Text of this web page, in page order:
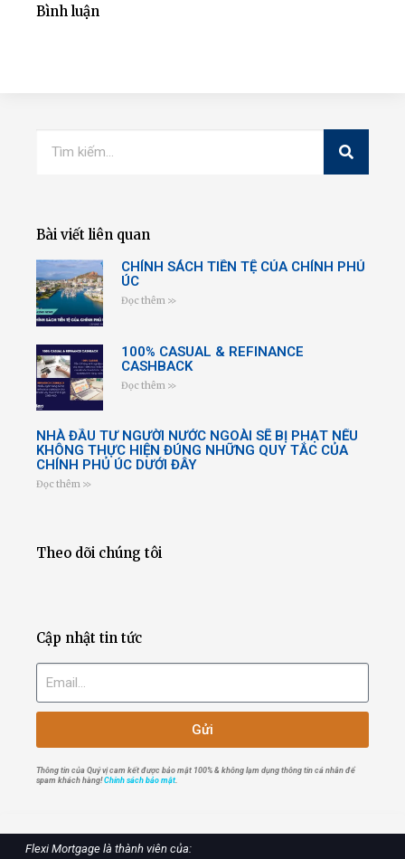
Bình luận
Bài viết liên quan
CHÍNH SÁCH TIỀN TỆ CỦA CHÍNH PHỦ
ÚC
Đọc thêm >>
100% CASUAL & REFINANCE
CASHBACK
Đọc thêm >>
NHÀ ĐẦU TƯ NGƯỜI NƯỚC NGOÀI SẼ BỊ PHẠT NẾU
KHÔNG THỰC HIỆN ĐÚNG NHỮNG QUY TẮC CỦA
CHÍNH PHỦ ÚC DƯỚI ĐÂY
Đọc thêm >>
Theo dõi chúng tôi
Cập nhật tin tức
Gửi
Thông tin của Quý vị cam kết được bảo mật 100% & không lạm dụng thông tin cá nhân để
spam khách hàng!Chính sách bảo mật.
Flexi Mortgage là thành viên của: